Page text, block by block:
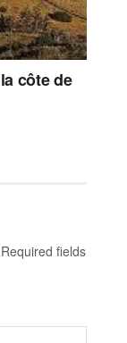
côte de
Required fields